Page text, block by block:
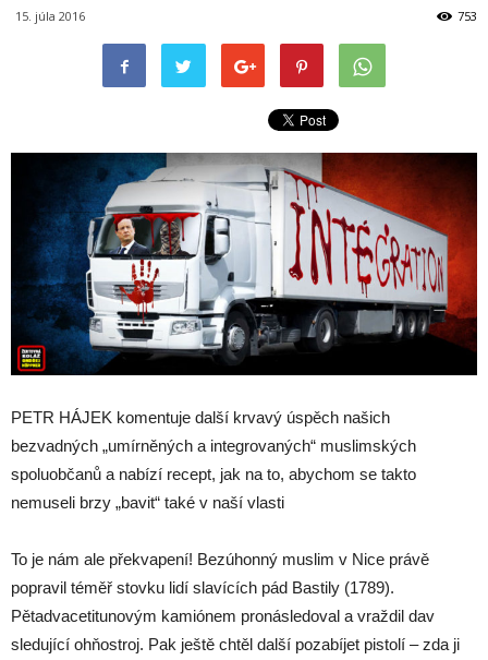
15. júla 2016 753
PETR HÁJEK komentuje další krvavý úspěch našich
bezvadných „umírněných a integrovaných“ muslimských
spoluobčanů a nabízí recept, jak na to, abychom se takto
nemuseli brzy „bavit“ také v naší vlasti
To je nám ale překvapení! Bezúhonný muslim v Nice právě
popravil téměř stovku lidí slavících pád Bastily (1789).
Pětadvacetitunovým kamiónem pronásledoval a vraždil dav
sledující ohňostroj. Pak ještě chtěl další pozabíjet pistolí – zda ji